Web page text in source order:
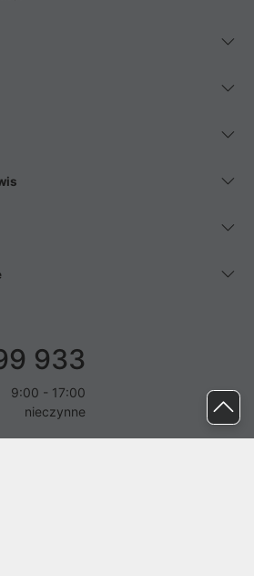
933
9:00 - 17:00
nieczynne